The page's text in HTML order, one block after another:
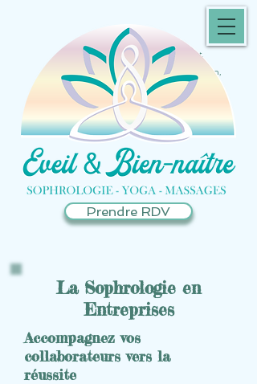
Sophrologue Castanet-Tolosan
Sophrologue Péchabou, Pompertuzat,
Auzeville, Escalquens
Yoga enfants Toulouse, Castanet Tolosan,
Péchabou, Pechbusque
Massage femme enceinte Castanet-Tolosan
Sophrologie enfants, adolescents, adultes
Castanet-Tolosan Massage et yoga bébé
Toulouse
Massages bien-être Castanet-Tolosan
Prendre RDV
La Sophrologie en
Entreprises
Accompagnez vos
collaborateurs vers la
réussite